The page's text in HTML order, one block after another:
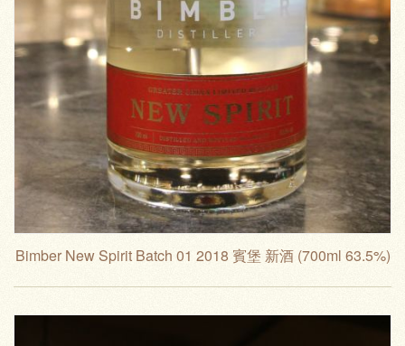
Bimber New Spirit Batch 01 2018 賓堡 新酒 (700ml 63.5%)